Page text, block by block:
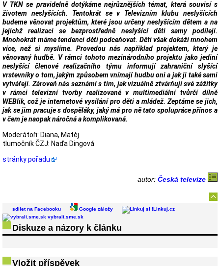
V TKN se pravidelně dotýkáme nejrůznějších témat, která souvisí s
životem neslyšících. Tentokrát se v Televizním klubu neslyšících
budeme věnovat projektům, které jsou určeny neslyšícím dětem a na
jejichž realizaci se bezprostředně neslyšící děti samy podílejí.
Mnohokrát máme tendenci děti podceňovat. Děti však dokáží mnohem
více, než si myslíme. Provedou nás například projektem, který je
věnovaný hudbě. V rámci tohoto mezinárodního projektu jako jediní
neslyšící členové realizačního týmu informují zahraniční slyšící
vrstevníky o tom, jakým způsobem vnímají hudbu oni a jak ji také sami
vytvářejí. Zároveň nás seznámí s tím, jak vizuálně ztvárňují své zážitky
v rámci televizní tvorby realizované v multimediální tvůrčí dílně
WEBlik, což je internetové vysílání pro děti a mládež. Zeptáme se jich,
jak se jim pracuje s dospěláky, jaký má pro ně tato spolupráce přínos a
v čem je naopak náročná a komplikovaná.
Moderátoři: Diana, Matěj
tlumočník ČZJ: Naďa Dingová
stránky pořadu
autor: Česká televize
sdílet na Facebooku Google záložy
Linkuj.cz
vybrali.sme.sk
Diskuze a názory k článku
Vložit příspěvek